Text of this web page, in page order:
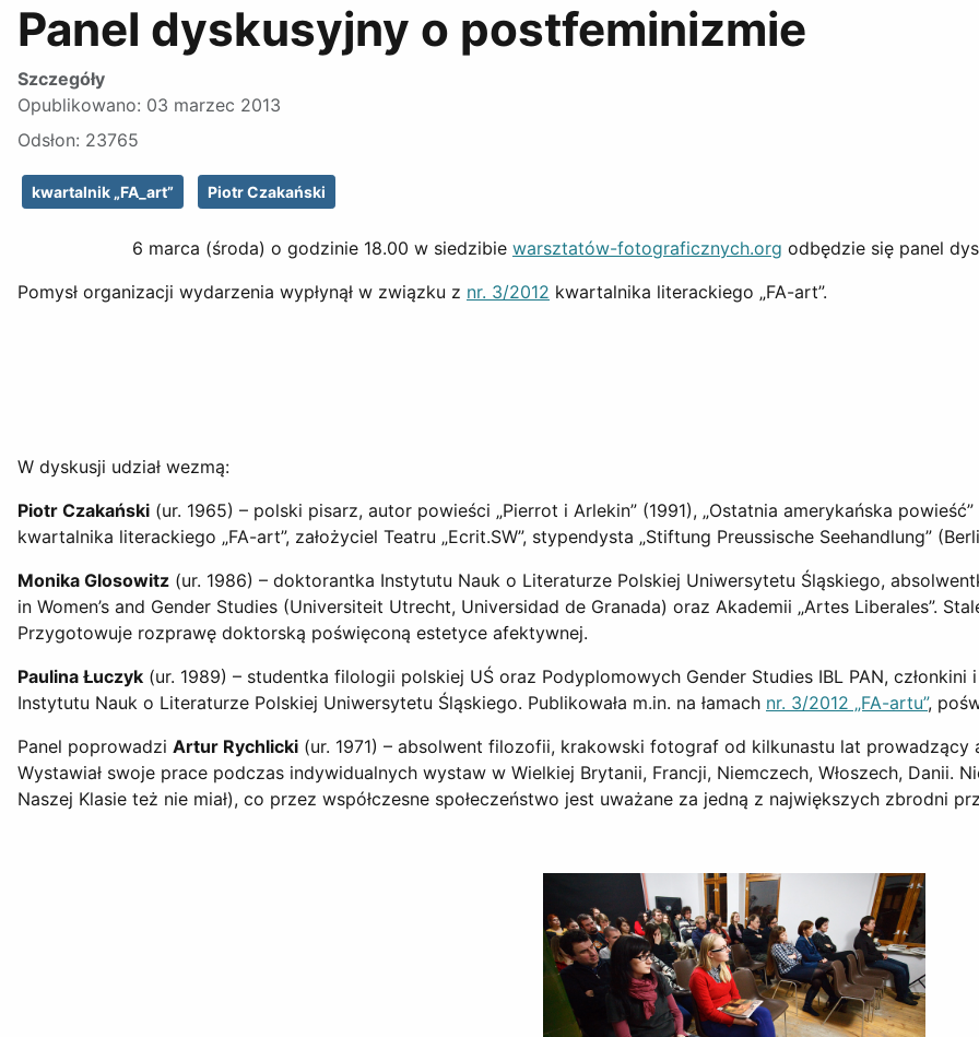
Panel dyskusyjny o postfeminizmie
Szczegóły
Opublikowano: 03 marzec 2013
Odsłon: 23765
kwartalnik „FA_art” Piotr Czakański
6 marca (środa) o godzinie 18.00 w siedzibie warsztatów-fotograficznych.org odbędzie się panel
Pomysł organizacji wydarzenia wypłynął w związku z nr. 3/2012 kwartalnika literackiego „FA-art”.
W dyskusji udział wezmą:
Piotr Czakański (ur. 1965) – polski pisarz, autor powieści „Pierrot i Arlekin” (1991), „Ostatnia amerykańska powieść”
kwartalnika literackiego „FA-art”, założyciel Teatru „Ecrit.SW”, stypendysta „Stiftung Preussische Seehandlung”
Monika Glosowitz (ur. 1986) – doktorantka Instytutu Nauk o Literaturze Polskiej Uniwersytetu Śląskiego,
in Women’s and Gender Studies (Universiteit Utrecht, Universidad de Granada) oraz Akademii „Artes Liberales”.
Przygotowuje rozprawę doktorską poświęconą estetyce afektywnej.
Paulina Łuczyk (ur. 1989) – studentka filologii polskiej UŚ oraz Podyplomowych Gender Studies IBL PAN, członkini
Instytutu Nauk o Literaturze Polskiej Uniwersytetu Śląskiego. Publikowała m.in. na łamach nr. 3/2012 „FA-artu”,
Panel poprowadzi Artur Rychlicki (ur. 1971) – absolwent filozofii, krakowski fotograf od kilkunastu lat
Wystawiał swoje prace podczas indywidualnych wystaw w Wielkiej Brytanii, Francji, Niemczech, Włoszech, Danii.
Naszej Klasie też nie miał), co przez współczesne społeczeństwo jest uważane za jedną z największych zbrodni